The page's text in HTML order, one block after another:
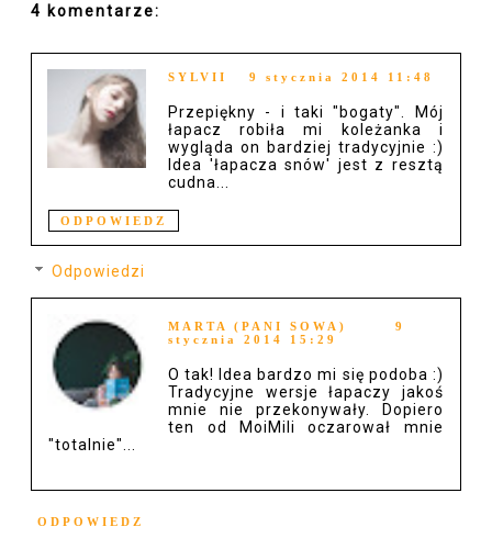
4 komentarze:
SYLVII 9 stycznia 2014 11:48
Przepiękny - i taki "bogaty". Mój
łapacz robiła mi koleżanka i
wygląda on bardziej tradycyjnie :)
Idea 'łapacza snów' jest z resztą
cudna...
ODPOWIEDZ
Odpowiedzi
MARTA (PANI SOWA)
9
stycznia 2014 15:29
O tak! Idea bardzo mi się podoba :)
Tradycyjne wersje łapaczy jakoś
mnie nie przekonywały. Dopiero
ten od MoiMili oczarował mnie
"totalnie"...
ODPOWIEDZ